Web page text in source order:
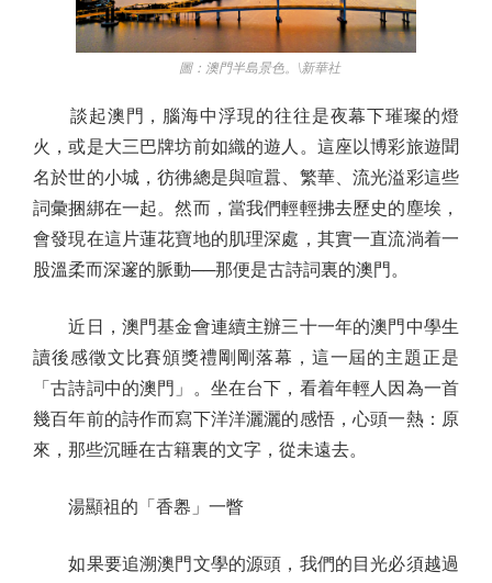
圖：澳門半島景色。\新華社
談起澳門，腦海中浮現的往往是夜幕下璀璨的燈
火，或是大三巴牌坊前如織的遊人。這座以博彩旅遊聞
名於世的小城，彷彿總是與喧囂、繁華、流光溢彩這些
詞彙捆綁在一起。然而，當我們輕輕拂去歷史的塵埃，
會發現在這片蓮花寶地的肌理深處，其實一直流淌着一
股溫柔而深邃的脈動──那便是古詩詞裏的澳門。
近日，澳門基金會連續主辦三十一年的澳門中學生
讀後感徵文比賽頒獎禮剛剛落幕，這一屆的主題正是
「古詩詞中的澳門」。坐在台下，看着年輕人因為一首
幾百年前的詩作而寫下洋洋灑灑的感悟，心頭一熱：原
來，那些沉睡在古籍裏的文字，從未遠去。
湯顯祖的「香嶴」一瞥
如果要追溯澳門文學的源頭，我們的目光必須越過